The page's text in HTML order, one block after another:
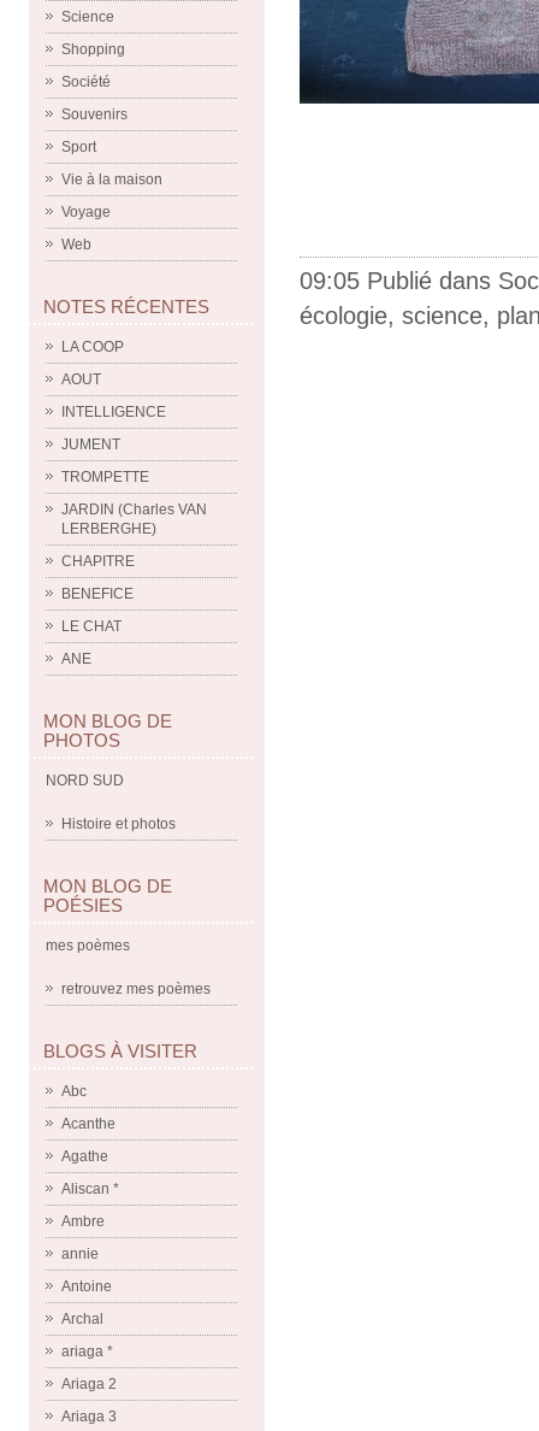
Science
Shopping
Société
Souvenirs
Sport
Vie à la maison
Voyage
Web
NOTES RÉCENTES
LA COOP
AOUT
INTELLIGENCE
JUMENT
TROMPETTE
JARDIN (Charles VAN
LERBERGHE)
CHAPITRE
BENEFICE
LE CHAT
ANE
MON BLOG DE
PHOTOS
NORD SUD
Histoire et photos
MON BLOG DE
POÉSIES
mes poèmes
retrouvez mes poèmes
BLOGS À VISITER
Abc
Acanthe
Agathe
Aliscan *
Ambre
annie
Antoine
Archal
ariaga *
Ariaga 2
Ariaga 3
09:05 Publié dans
écologie, science,